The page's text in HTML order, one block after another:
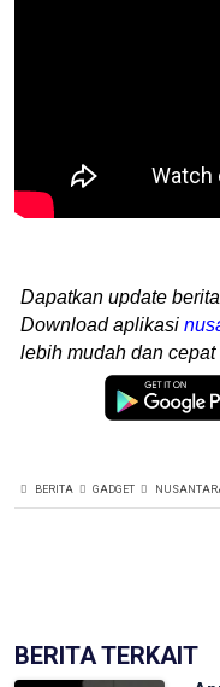
Dapatkan update
Download aplikasi
lebih mudah dan
BERITA GADGET
BERITA TERKAIT